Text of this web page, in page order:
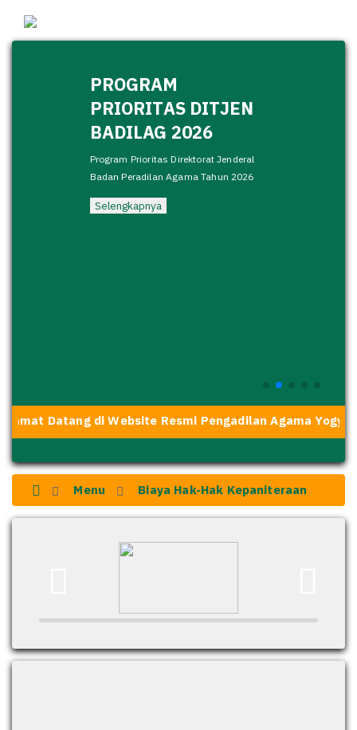
PROGRAM
PRIORITAS DITJEN
BADILAG 2026
Program Prioritas Direktorat Jenderal
Badan Peradilan Agama Tahun 2026
Selengkapnya
Datang di Website Resmi Pengadilan Agama
Menu Biaya Hak-Hak Kepaniteraan